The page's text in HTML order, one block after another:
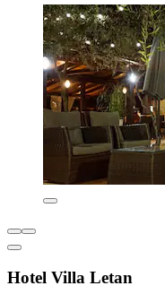
Hotel Villa Letan